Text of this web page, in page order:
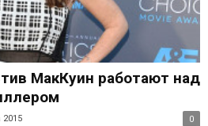
МакКуин работают над
2015 0